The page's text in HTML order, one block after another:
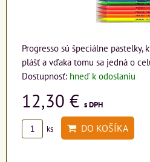
Progresso sú špeciálne pastelky,
plášť a vďaka tomu sa jedná o
Dostupnosť: hneď k odoslaniu
12,30 € s DPH
ks DO KOŠÍKA